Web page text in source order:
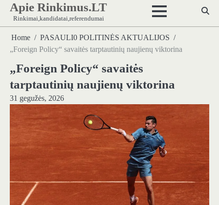
Skip
content
Apie Rinkimus.LT
Rinkimai,kandidatai,referendumai
Home
PASAULI0 POLITINĖS AKTUALIJOS
„Foreign Policy“ savaitės tarptautinių naujienų viktorina
„Foreign Policy“ savaitės
tarptautinių naujienų viktorina
31 gegužės, 2026